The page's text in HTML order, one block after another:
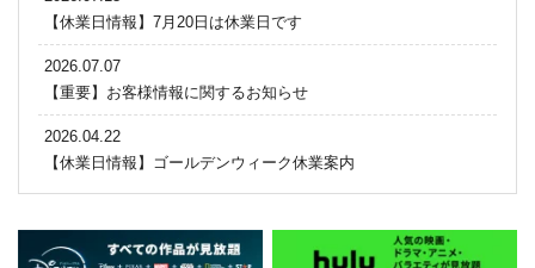
【休業日情報】7月20日は休業日です
2026.07.07
【重要】お客様情報に関するお知らせ
2026.04.22
【休業日情報】ゴールデンウィーク休業案内